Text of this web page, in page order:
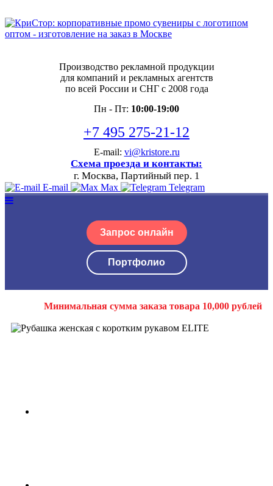
Производство рекламной продукции
для компаний и рекламных агентств
по всей России и СНГ с 2008 года
Пн - Пт: 10:00-19:00
+7 495 275-21-12
E-mail: vi@kristore.ru
Схема проезда и контакты:
г. Москва, Партийный пер. 1
E-mail Max Telegram
Запрос онлайн
Портфолио
Минимальная сумма заказа товара 10,000 рублей